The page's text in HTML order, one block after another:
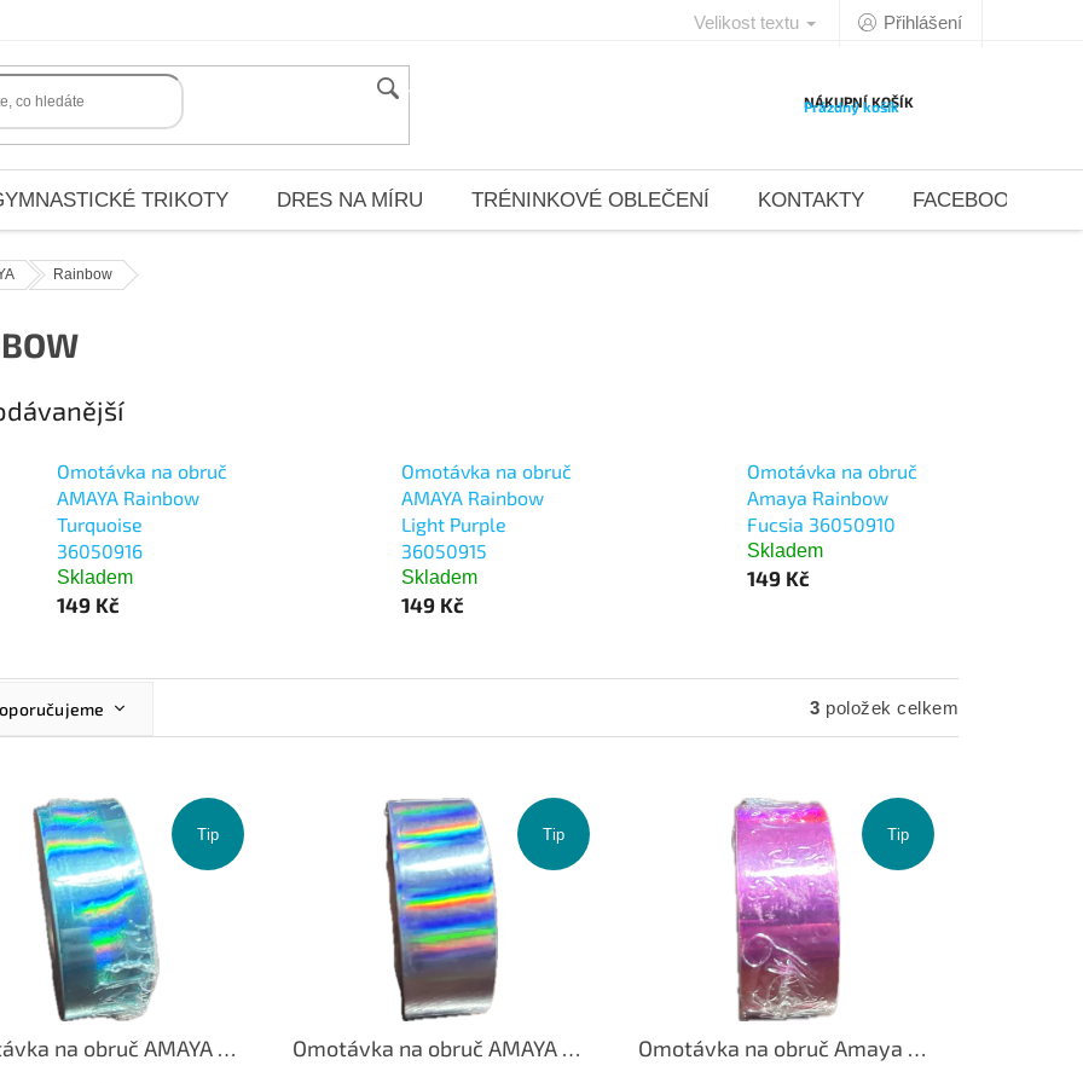
Velikost textu Přihlášení
HLEDAT NÁKUPNÍ KOŠÍK
Prázdný košík
TRIKOTY DRES NA MÍRU TRÉNINKOVÉ OBLEČENÍ KONTAKTY FACEBOOK
Rainbow
Omotávka na obruč
AMAYA Rainbow
Turquoise
36050916
Skladem
149 Kč
Omotávka na obruč
AMAYA Rainbow
Light Purple
36050915
Skladem
149 Kč
Omotávka na obruč
Amaya Rainbow
Fucsia 36050910
Skladem
149 Kč
3 položek celkem
Tip
Omotávka na obruč AMAYA Rainbow Turquoise 36050916
Tip
Omotávka na obruč AMAYA Rainbow Light Purple 36050915
Tip
Omotávka na obruč Amaya Rainbow Fucsia 36050910